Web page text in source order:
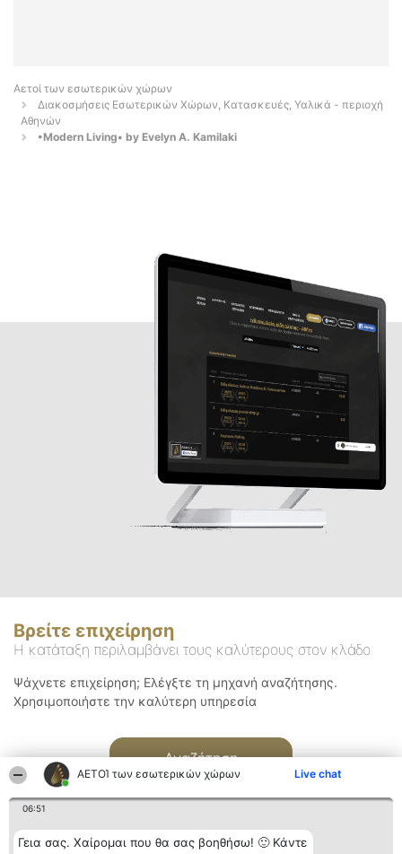
ΑΕΤΟΊ των εσωτερικών χώρων Live chat
06:51
Γεια σας. Χαίρομαι που θα σας βοηθήσω! 🙂 Κάντε
Αετοί των εσωτερικών χώρων
Διακοσμήσεις Εσωτερικών Χώρων, Κατασκευές, Υαλικά - περιοχή
Αθηνών
•Modern Living• by Evelyn A. Kamilaki
Βρείτε επιχείρηση
Η κατάταξη περιλαμβάνει τους καλύτερους στον κλάδο
Ψάχνετε επιχείρηση; Ελέγξτε τη μηχανή αναζήτησης.
Χρησιμοποιήστε την καλύτερη υπηρεσία
Αναζήτηση